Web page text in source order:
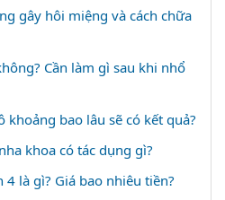
gây hôi miệng và cách chữa
Cần làm gì sau khi nhổ
bao lâu sẽ có kết quả?
khoa có tác dụng gì?
là gì? Giá bao nhiêu tiền?